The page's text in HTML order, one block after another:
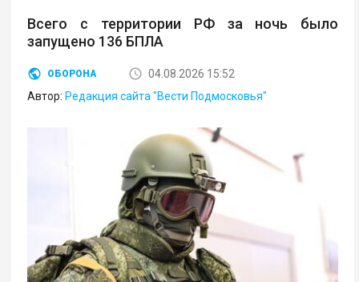
Всего с территории РФ за ночь было
запущено 136 БПЛА
ОБОРОНА
04.08.2026 15:52
Автор: Редакция сайта "Вести Подмосковья"